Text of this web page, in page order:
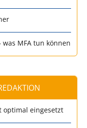
MFA tun können
optimal eingesetzt